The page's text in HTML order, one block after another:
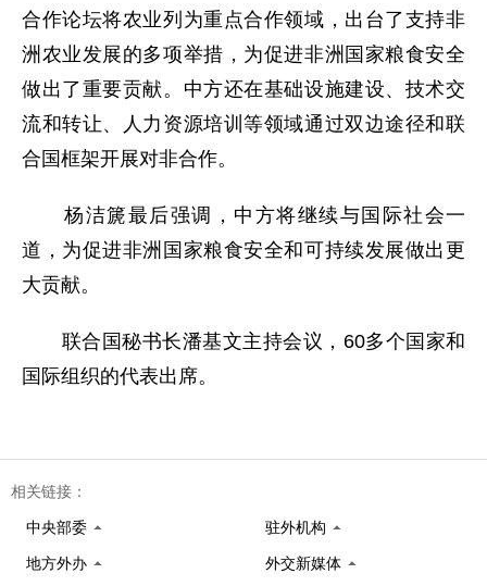
合作论坛将农业列为重点合作领域，出台了支持非
洲农业发展的多项举措，为促进非洲国家粮食安全
做出了重要贡献。中方还在基础设施建设、技术交
流和转让、人力资源培训等领域通过双边途径和联
合国框架开展对非合作。
杨洁篪最后强调，中方将继续与国际社会一
道，为促进非洲国家粮食安全和可持续发展做出更
大贡献。
联合国秘书长潘基文主持会议，60多个国家和
国际组织的代表出席。
相关链接：
中央部委 驻外机构
地方外办 外交新媒体